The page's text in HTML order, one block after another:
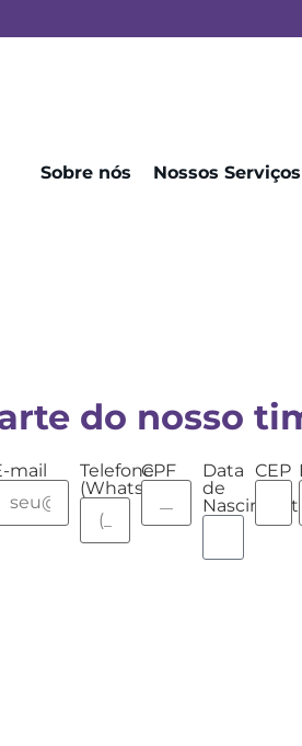
Sobre nós Nossos Serviços
do nosso
mail
Telefone
(WhatsApp)
CPF
Data
de
Nascimento
CEP